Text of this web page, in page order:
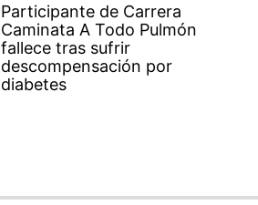
Participante de Carrera
Caminata A Todo Pulmón
fallece tras sufrir
descompensación por
diabetes